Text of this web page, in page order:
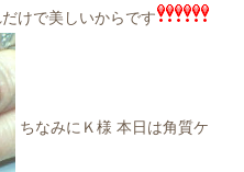
けで美しいからです
ちなみにＫ様 本日は角質ケ